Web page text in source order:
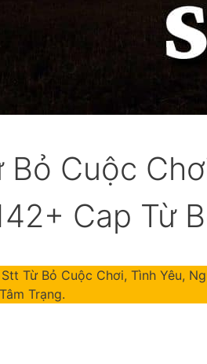
Bỏ Cuộc
Cap Từ
Từ Bỏ Cuộc Chơi, Tình Yêu,
Trạng.